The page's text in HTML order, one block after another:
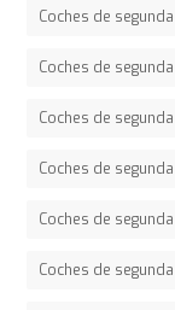
Coches de
Coches de
Coches de
Coches de
Coches de
Coches de